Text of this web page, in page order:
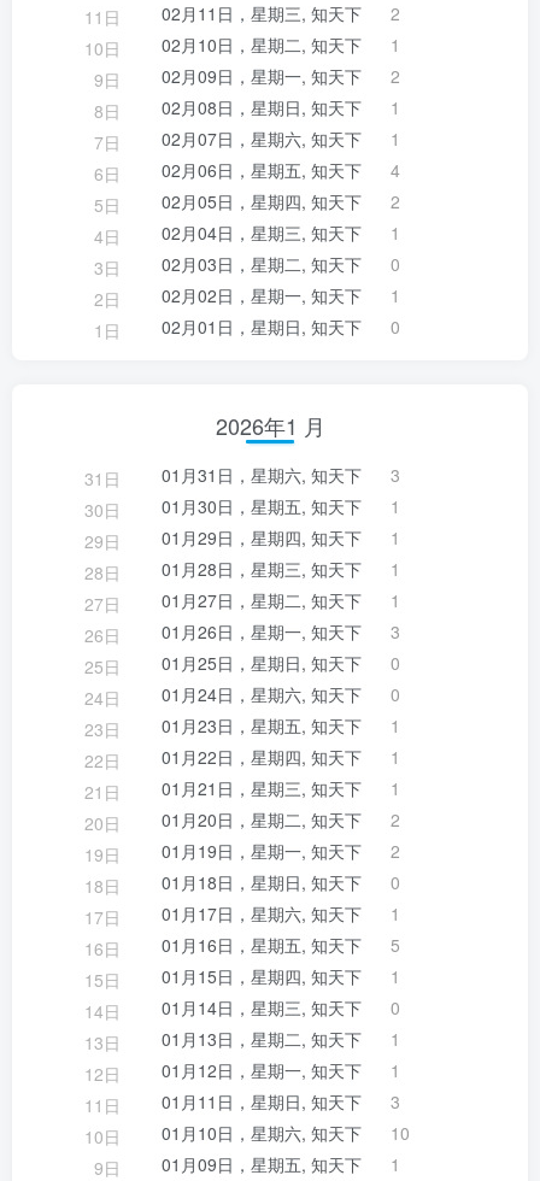
11日
02月11日，星期三, 知天下
2
10日
02月10日，星期二, 知天下
1
9日
02月09日，星期一, 知天下
2
8日
02月08日，星期日, 知天下
1
7日
02月07日，星期六, 知天下
1
6日
02月06日，星期五, 知天下
4
5日
02月05日，星期四, 知天下
2
4日
02月04日，星期三, 知天下
1
3日
02月03日，星期二, 知天下
0
2日
02月02日，星期一, 知天下
1
1日
02月01日，星期日, 知天下 0
2026年1 月
31日 01月31日，星期六, 知天下
3
30日
01月30日，星期五, 知天下
1
29日
01月29日，星期四, 知天下
1
28日
01月28日，星期三, 知天下
1
27日
01月27日，星期二, 知天下
1
26日
01月26日，星期一, 知天下
3
25日
01月25日，星期日, 知天下
0
24日
01月24日，星期六, 知天下
0
23日
01月23日，星期五, 知天下
1
22日
01月22日，星期四, 知天下
1
21日
01月21日，星期三, 知天下
1
20日
01月20日，星期二, 知天下
2
19日
01月19日，星期一, 知天下
2
18日
01月18日，星期日, 知天下
0
17日
01月17日，星期六, 知天下
1
16日
01月16日，星期五, 知天下
5
15日
01月15日，星期四, 知天下
1
14日
01月14日，星期三, 知天下
0
13日
01月13日，星期二, 知天下
1
12日
01月12日，星期一, 知天下
1
11日
01月11日，星期日, 知天下
3
10日
01月10日，星期六, 知天下
10
9日
01月09日，星期五, 知天下
1